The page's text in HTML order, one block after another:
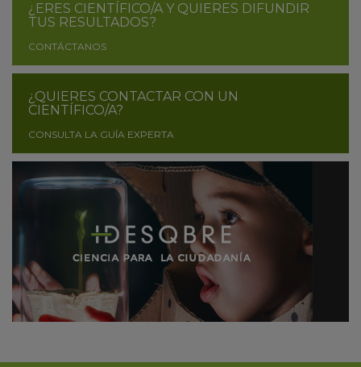
¿ERES CIENTÍFICO/A Y QUIERES DIFUNDIR
TUS RESULTADOS?
CONTÁCTANOS
¿QUIERES CONTACTAR CON UN
CIENTÍFICO/A?
CONSULTA LA GUÍA EXPERTA